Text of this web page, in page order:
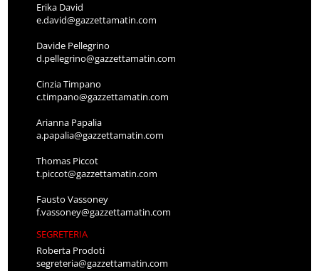
Erika David
e.david@gazzettamatin.com
Davide Pellegrino
d.pellegrino@gazzettamatin.com
Cinzia Timpano
c.timpano@gazzettamatin.com
Arianna Papalia
a.papalia@gazzettamatin.com
Thomas Piccot
t.piccot@gazzettamatin.com
Fausto Vassoney
f.vassoney@gazzettamatin.com
SEGRETERIA
Roberta Prodoti
segreteria@gazzettamatin.com